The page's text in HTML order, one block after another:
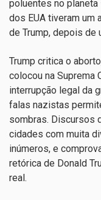
poluentes no
dos EUA tiveram um
de Trump, depois de
Trump critica o
colocou na Suprema
interrupção legal da
falas nazistas
sombras. Discursos
cidades com muita
inúmeros, e
retórica de Donald
real.